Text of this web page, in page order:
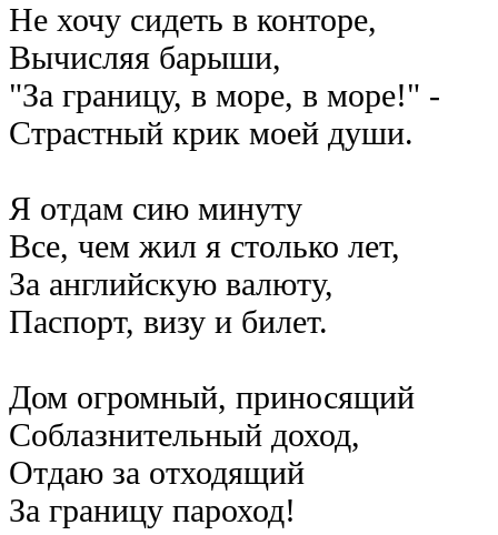
Не хочу сидеть в конторе,
Вычисляя барыши,
"За границу, в море, в море!" -
Страстный крик моей души.
Я отдам сию минуту
Все, чем жил я столько лет,
За английскую валюту,
Паспорт, визу и билет.
Дом огромный, приносящий
Соблазнительный доход,
Отдаю за отходящий
За границу пароход!